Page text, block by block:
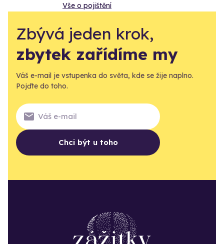
Vše o pojištění
Zbývá jeden krok,
zbytek zařídíme my
Váš e-mail je vstupenka do světa, kde se žije naplno.
Pojďte do toho.
Chci být u toho